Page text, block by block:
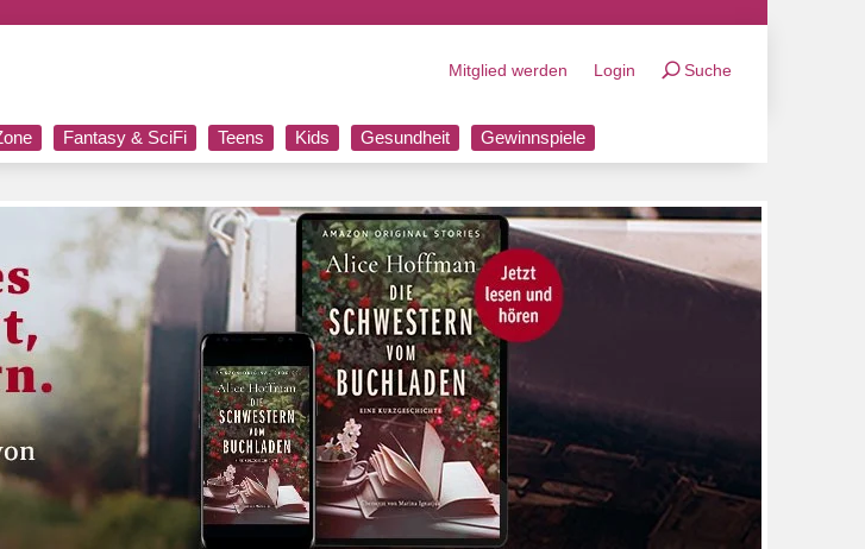
Mitglied werden Login Suche
Fantasy & SciFi Teens Kids Gesundheit Gewinnspiele